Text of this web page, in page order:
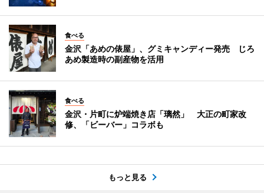
食べる
金沢「あめの俵屋」、グミキャンディー発売 じろ
あめ製造時の副産物を活用
食べる
金沢・片町に炉端焼き店「璃然」 大正の町家改
修、「ビーバー」コラボも
もっと見る